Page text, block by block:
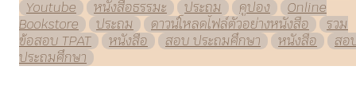
Youtube
หนังสือธรรมะ ประถม คูปอง
Online
Bookstore
ประถม ดาวน์โหลดไฟล์ตัวอย่างหนังสือ
รวม
ข้อสอบ TPAT
หนังสือ สอบ ประถมศึกษา หนังสือ
สอ
ประถมศึกษา